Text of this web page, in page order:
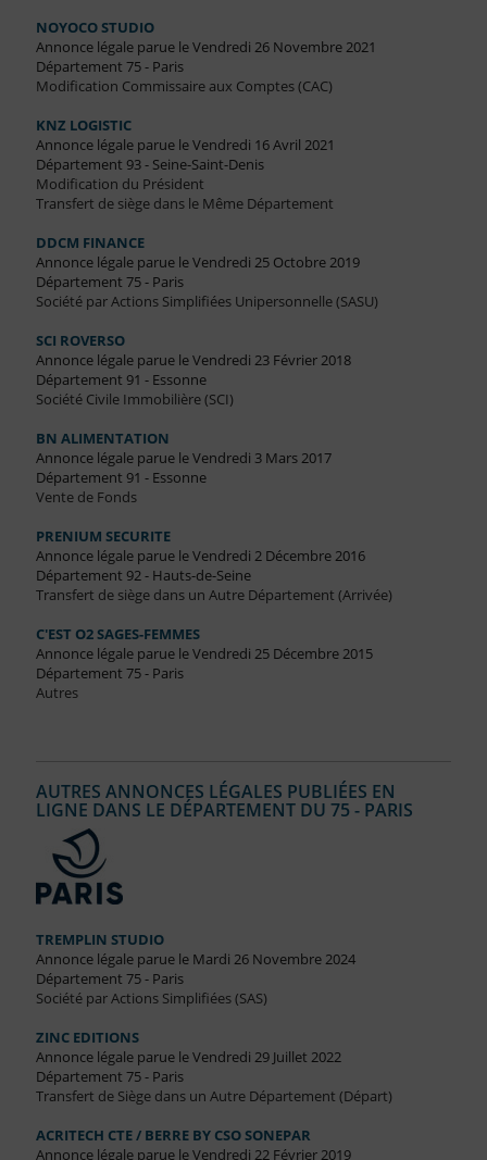
NOYOCO STUDIO
Annonce légale parue le Vendredi 26 Novembre 2021
Département 75 - Paris
Modification Commissaire aux Comptes (CAC)
KNZ LOGISTIC
Annonce légale parue le Vendredi 16 Avril 2021
Département 93 - Seine-Saint-Denis
Modification du Président
Transfert de siège dans le Même Département
DDCM FINANCE
Annonce légale parue le Vendredi 25 Octobre 2019
Département 75 - Paris
Société par Actions Simplifiées Unipersonnelle (SASU)
SCI ROVERSO
Annonce légale parue le Vendredi 23 Février 2018
Département 91 - Essonne
Société Civile Immobilière (SCI)
BN ALIMENTATION
Annonce légale parue le Vendredi 3 Mars 2017
Département 91 - Essonne
Vente de Fonds
PRENIUM SECURITE
Annonce légale parue le Vendredi 2 Décembre 2016
Département 92 - Hauts-de-Seine
Transfert de siège dans un Autre Département (Arrivée)
C'EST O2 SAGES-FEMMES
Annonce légale parue le Vendredi 25 Décembre 2015
Département 75 - Paris
Autres
AUTRES ANNONCES LÉGALES PUBLIÉES EN
LIGNE DANS LE DÉPARTEMENT DU 75 - PARIS
TREMPLIN STUDIO
Annonce légale parue le Mardi 26 Novembre 2024
Département 75 - Paris
Société par Actions Simplifiées (SAS)
ZINC EDITIONS
Annonce légale parue le Vendredi 29 Juillet 2022
Département 75 - Paris
Transfert de Siège dans un Autre Département (Départ)
ACRITECH CTE / BERRE BY CSO SONEPAR
Annonce légale parue le Vendredi 22 Février 2019